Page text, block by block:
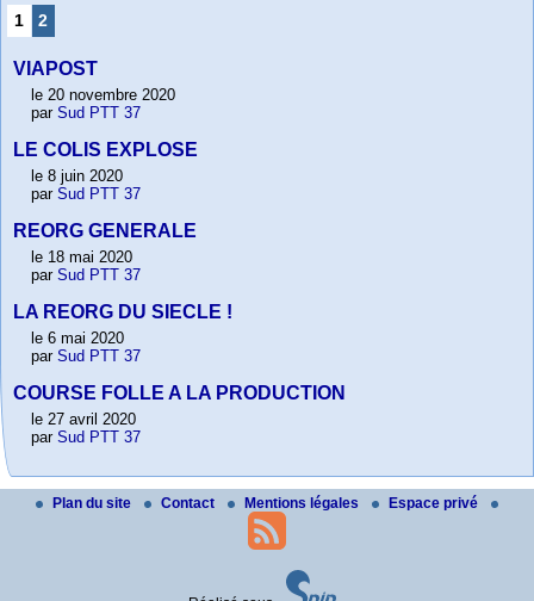
1 2
VIAPOST
le 20 novembre 2020
par Sud PTT 37
LE COLIS EXPLOSE
le 8 juin 2020
par Sud PTT 37
REORG GENERALE
le 18 mai 2020
par Sud PTT 37
LA REORG DU SIECLE !
le 6 mai 2020
par Sud PTT 37
COURSE FOLLE A LA PRODUCTION
le 27 avril 2020
par Sud PTT 37
Plan du site Contact Mentions légales Espace privé